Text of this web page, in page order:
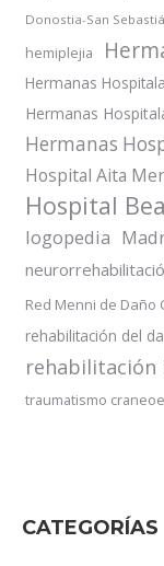
Donostia-San
hemiplejia
Hermanas
Hermanas
Hermanas
Hospital Aita
Hospital
logopedia
Red Menni de Daño
rehabilitación del
traumatismo
CATEGORÍAS